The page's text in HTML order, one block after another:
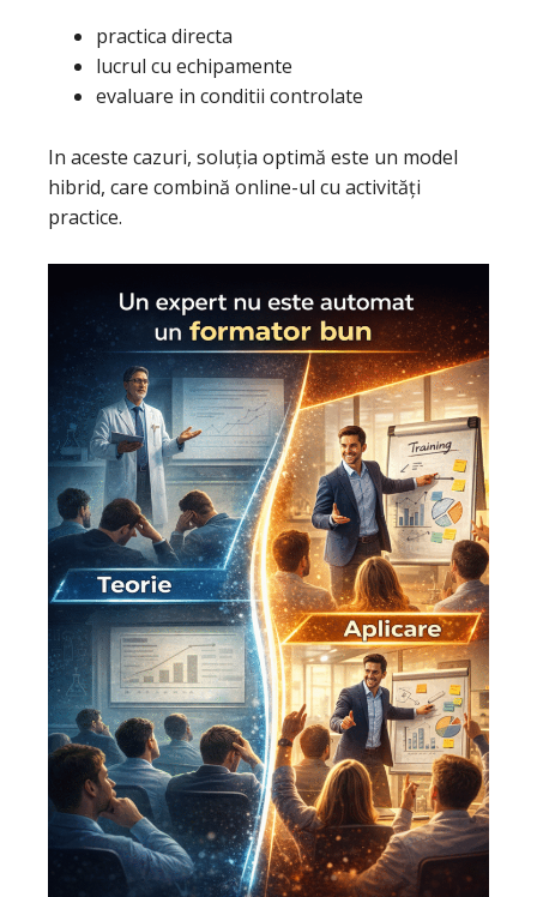
practica directa
lucrul cu echipamente
evaluare in conditii controlate
In aceste cazuri, soluția optimă este un model
hibrid, care combină online-ul cu activități
practice.